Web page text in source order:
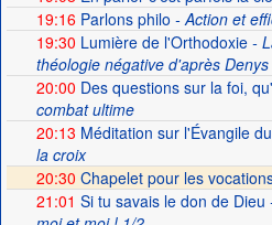
19:16Parlons philo - Action et
19:30 Lumière de l'Orthodoxie-
théologie négative d'après
20:00 Des questions sur la foi,
combat ultime
20:13 Méditation sur l'Évangile
la croix
20:30 Chapelet pour les
21:01 Si tu savais le don de Dieu